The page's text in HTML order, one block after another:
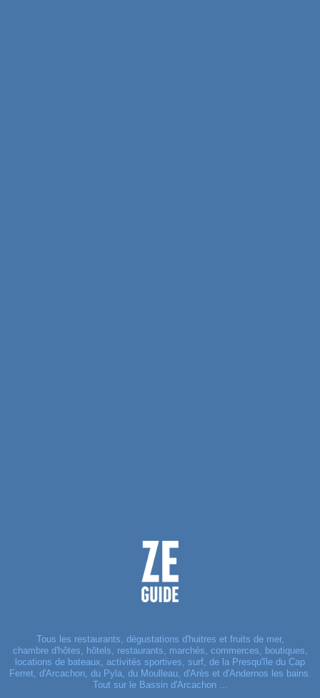
Tous les restaurants, dégustations d'huitres et fruits de mer,
chambre d'hôtes, hôtels, restaurants, marchés, commerces, boutiques,
locations de bateaux, activités sportives, surf, de la Presqu'île du Cap
Ferret, d'Arcachon, du Pyla, du Moulleau, d'Arès et d'Andernos les bains.
Tout sur le Bassin d'Arcachon ...